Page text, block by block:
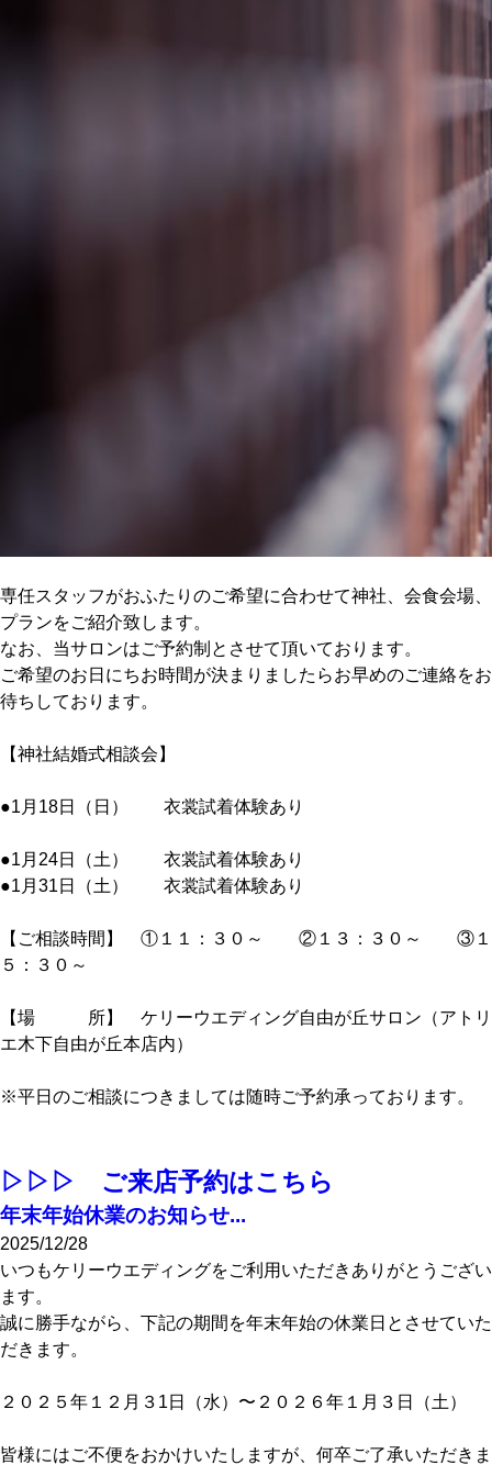
専任スタッフがおふたりのご希望に合わせて神社、会食会場、
プランをご紹介致します。
なお、当サロンはご予約制とさせて頂いております。
ご希望のお日にちお時間が決まりましたらお早めのご連絡をお
待ちしております。
【神社結婚式相談会】
●1月18日（日） 衣裳試着体験あり
●1月24日（土） 衣裳試着体験あり
●1月31日（土） 衣裳試着体験あり
【ご相談時間】 ①１１：３０～ ②１３：３０～ ③１
５：３０～
【場 所】 ケリーウエディング自由が丘サロン（アトリ
エ木下自由が丘本店内）
※平日のご相談につきましては随時ご予約承っております。
▷▷▷ ご来店予約はこちら
年末年始休業のお知らせ...
2025/12/28
いつもケリーウエディングをご利用いただきありがとうござい
ます。
誠に勝手ながら、下記の期間を年末年始の休業日とさせていた
だきます。
２０２５年１２月３1日（水）〜２０２６年１月３日（土）
皆様にはご不便をおかけいたしますが、何卒ご了承いただきま